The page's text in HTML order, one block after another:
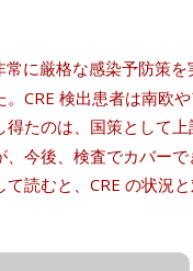
に厳格な感染予防策
CRE 検出患者は南欧
たのは、国策として
今後、検査でカバー
読むと、CRE の状況